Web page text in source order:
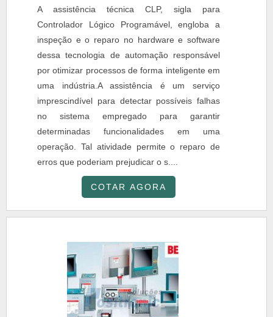
A assistência técnica CLP, sigla para
Controlador Lógico Programável, engloba a
inspeção e o reparo no hardware e software
dessa tecnologia de automação responsável
por otimizar processos de forma inteligente em
uma indústria.A assistência é um serviço
imprescindível para detectar possíveis falhas
no sistema empregado para garantir
determinadas funcionalidades em uma
operação. Tal atividade permite o reparo de
erros que poderiam prejudicar o s....
COTAR AGORA